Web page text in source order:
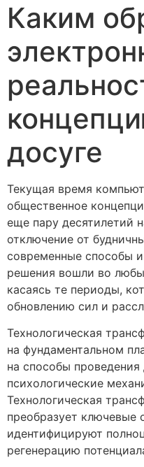
Каким
досуге
Текущая время
общественное
еще пару десятилетий
отключение от
современные способы
решения вошли во
касаясь те периоды,
обновлению сил и
Технологическая
на фундаментальном
на способы
психологические
Технологическая
преобразует ключевые
идентифицируют
регенерацию